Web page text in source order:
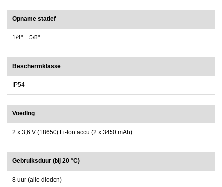
Opname statief
1/4" + 5/8"
Beschermklasse
IP54
Voeding
2 x 3,6 V (18650) Li-Ion accu (2 x 3450 mAh)
Gebruiksduur (bij 20 °C)
8 uur (alle dioden)